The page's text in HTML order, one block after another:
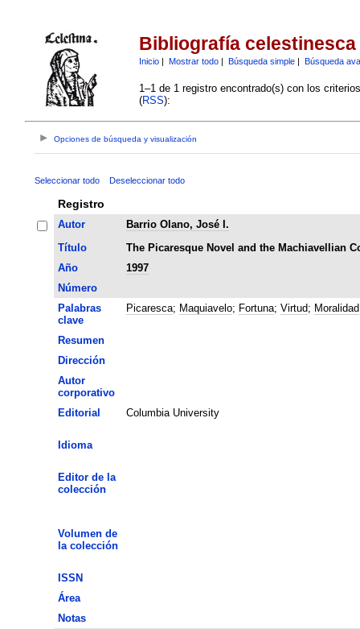
Bibliografía celestinesca
Inicio| Mostrar todo| Búsqueda simple| Búsqueda
1–1 de 1 registro encontrado(s) con los
(RSS):
Opciones de búsqueda y visualización
Seleccionar todo Deseleccionar todo
Registro
Autor
Barrio Olano, José I.
Título
The Picaresque Novel and the Machiavellian
Año
1997
Número
Palabras
clave
Picaresca; Maquiavelo; Fortuna; Virtud; Moralidad
Resumen
Dirección
Autor
corporativo
Editorial
Columbia University
Idioma
Editor de la
colección
Volumen de
la colección
ISSN
Área
Notas